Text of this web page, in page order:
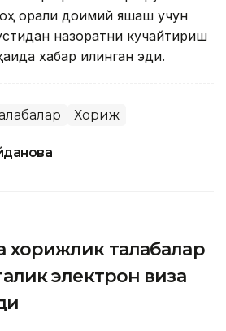
орқали доимий яшаш учун
назоратни кучайтириш
хабар қилинган эди.
Хориж
хорижлик талабалар
электрон виза